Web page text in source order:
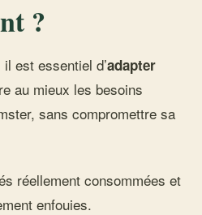
?
est essentiel d’adapter
au mieux les besoins
sans compromettre sa
réellement consommées et
enfouies.